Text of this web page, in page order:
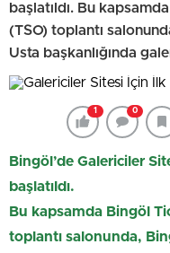
başlatıldı. Bu
(TSO) toplantı
Usta başkanlığında
1 0
Bingöl’de Galericiler
başlatıldı.
Bu kapsamda Bingöl
toplantı salonunda,